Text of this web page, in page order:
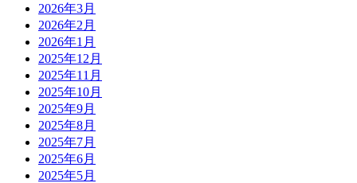
2026年3月
2026年2月
2026年1月
2025年12月
2025年11月
2025年10月
2025年9月
2025年8月
2025年7月
2025年6月
2025年5月